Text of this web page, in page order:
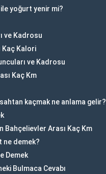
yoğurt yenir mi?
ve Kadrosu
Kaç Kalori
ve Kadrosu
Kaç Km
kaçmak ne anlama gelir?
Bahçelievler Arası Kaç Km
ne demek?
Demek
Bulmaca Cevabı